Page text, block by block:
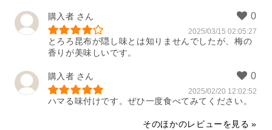
購入者
2025/03/15 02:05:27
とろろ昆布が隠し味とは知りませんでしたが、梅の
香りが美味しいです。
購入者
2025/02/20 12:02:52
ハマる味付けです。ぜひ一度食べてみてください。
そのほかのレビューを見る